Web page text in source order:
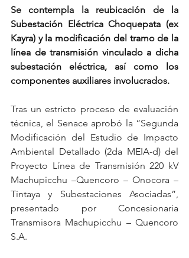
Se contempla la reubicación de la
Subestación Eléctrica Choquepata (ex
Kayra) y la modificación del tramo de la
línea de transmisión vinculado a dicha
subestación eléctrica, así como los
componentes auxiliares involucrados.
Tras un estricto proceso de evaluación
técnica, el Senace aprobó la “Segunda
Modificación del Estudio de Impacto
Ambiental Detallado (2da MEIA-d) del
Proyecto Línea de Transmisión 220 kV
Machupicchu –Quencoro – Onocora –
Tintaya y Subestaciones Asociadas”,
presentado por Concesionaria
Transmisora Machupicchu – Quencoro
S.A.